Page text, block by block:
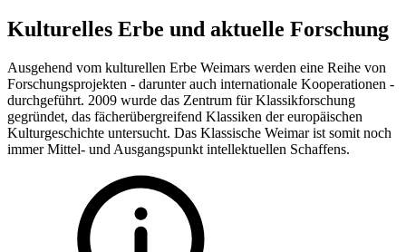
Kulturelles Erbe und aktuelle Forschung
Ausgehend vom kulturellen Erbe Weimars werden eine Reihe von
Forschungsprojekten - darunter auch internationale Kooperationen -
durchgeführt. 2009 wurde das Zentrum für Klassikforschung
gegründet, das fächerübergreifend Klassiken der europäischen
Kulturgeschichte untersucht. Das Klassische Weimar ist somit noch
immer Mittel- und Ausgangspunkt intellektuellen Schaffens.